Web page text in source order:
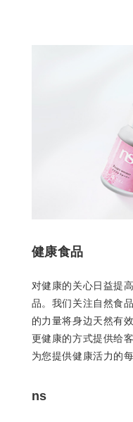
健康食品
对健康的关心日益提
品。我们关注自然食
的力量将身边天然有
更健康的方式提供给
为您提供健康活力的每
ns